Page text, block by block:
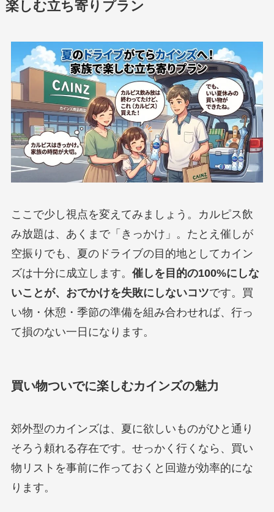
楽しむ立ち寄りプラン
ここで少し視点を変えてみましょう。カルピス飲
み放題は、あくまで「きっかけ」。たとえ催しが
空振りでも、夏のドライブの目的地としてカイン
ズは十分に成立します。 催しを目的の100%にしな
いことが、おでかけを失敗にしないコツです。買
い物・休憩・季節の準備を組み合わせれば、行っ
て損のない一日になります。
買い物ついでに楽しむカインズの魅力
郊外型のカインズは、夏に欲しいものがひと通り
そろう頼れる存在です。せっかく行くなら、買い
物リストを事前に作っておくと回遊が効率的にな
ります。